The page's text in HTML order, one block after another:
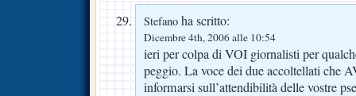
Stefano ha scritto:
Dicembre 4th, 2006 alle 10:54
ieri per colpa di VOI giornalisti per
peggio. La voce dei due accoltellati che
informarsi sull’attendibilità delle vostre